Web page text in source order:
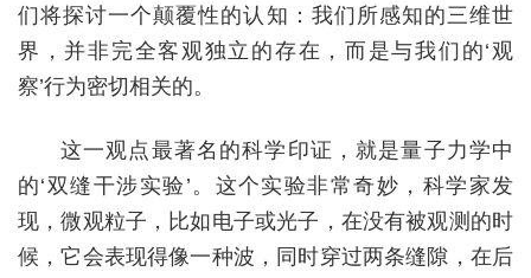
们将探讨一个颠覆性的认知：我们所感知的三维世
界，并非完全客观独立的存在，而是与我们的‘观
察’行为密切相关的。
这一观点最著名的科学印证，就是量子力学中
的‘双缝干涉实验’。这个实验非常奇妙，科学家发
现，微观粒子，比如电子或光子，在没有被观测的时
候，它会表现得像一种波，同时穿过两条缝隙，在后